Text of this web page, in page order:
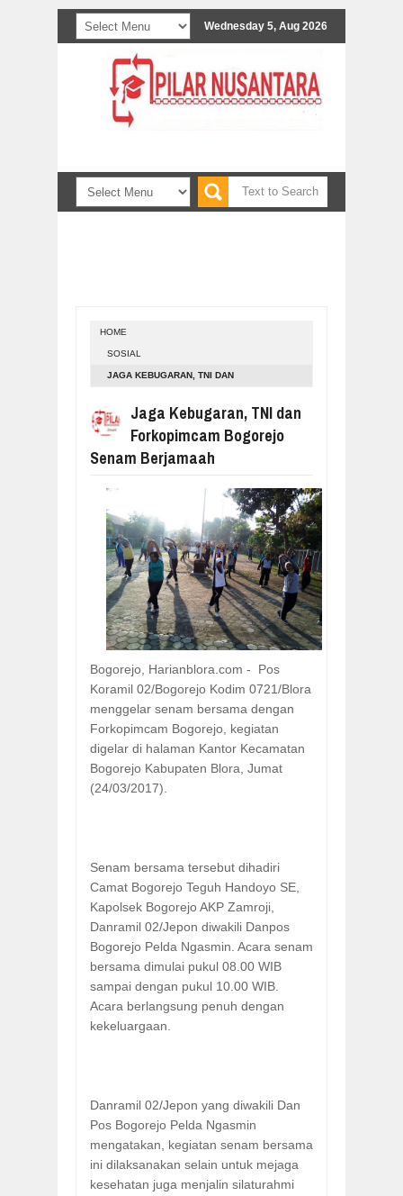
Wednesday 5, Aug 2026
HOME
SOSIAL
JAGA KEBUGARAN, TNI DAN
BERJAMAAH
Jaga Kebugaran, TNI dan
Forkopimcam Bogorejo
Senam Berjamaah
Bogorejo, Harianblora.com - Pos
Koramil 02/Bogorejo Kodim 0721/Blora
menggelar senam bersama dengan
Forkopimcam Bogorejo, kegiatan
digelar di halaman Kantor Kecamatan
Bogorejo Kabupaten Blora, Jumat
(24/03/2017).
Senam bersama tersebut dihadiri
Camat Bogorejo Teguh Handoyo SE,
Kapolsek Bogorejo AKP Zamroji,
Danramil 02/Jepon diwakili Danpos
Bogorejo Pelda Ngasmin. Acara senam
bersama dimulai pukul 08.00 WIB
sampai dengan pukul 10.00 WIB.
Acara berlangsung penuh dengan
kekeluargaan.
Danramil 02/Jepon yang diwakili Dan
Pos Bogorejo Pelda Ngasmin
mengatakan, kegiatan senam bersama
ini dilaksanakan selain untuk mejaga
kesehatan juga menjalin silaturahmi